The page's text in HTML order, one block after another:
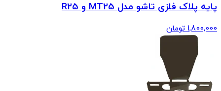
پایه پلاک فلزی تاشو مدل MT25 و R25
1,800,000 تومان